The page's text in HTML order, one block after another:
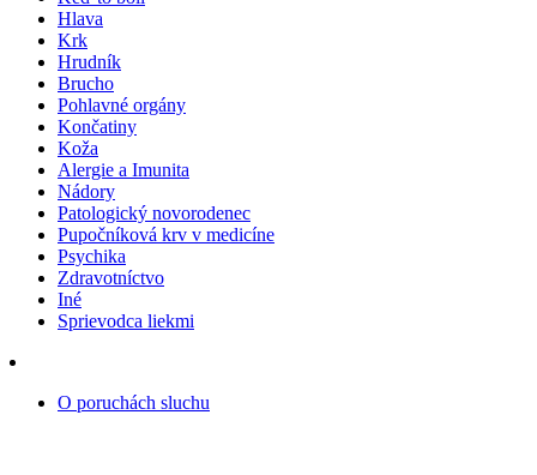
Hlava
Krk
Hrudník
Brucho
Pohlavné orgány
Končatiny
Koža
Alergie a Imunita
Nádory
Patologický novorodenec
Pupočníková krv v medicíne
Psychika
Zdravotníctvo
Iné
Sprievodca liekmi
O poruchách sluchu